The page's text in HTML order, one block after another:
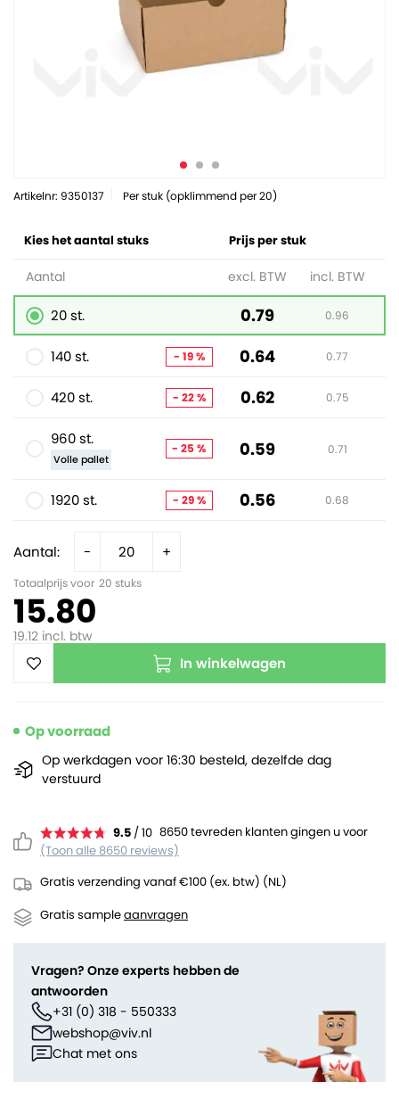
Artikelnr: 9350137 Per stuk (opklimmend per 20)
Aantal: - +
Totaalprijs voor 20 stuks
15.80
19.12 incl. btw
In winkelwagen
9.5 / 10 8650 tevreden klanten gingen u voor
(Toon alle 8650 reviews)
Gratis verzending vanaf €100 (ex. btw) (NL)
Gratis sampleaanvragen
Kies het aantal stuks Prijs per stuk
Aantal excl. BTW incl. BTW
20 st. 0.79 0.96
140 st. - 19 % 0.64 0.77
420 st. - 22 % 0.62 0.75
960 st.
Volle pallet
- 25 % 0.59 0.71
1920 st. - 29 % 0.56 0.68
Op voorraad
Op werkdagen voor 16:30 besteld, dezelfde dag
verstuurd
Vragen? Onze experts hebben de
antwoorden
+31 (0) 318 - 550333
webshop@viv.nl
Chat met ons